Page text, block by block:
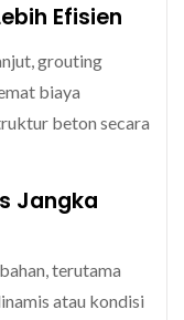
Efisien
grouting
biaya
beton secara
Jangka
terutama
atau kondisi